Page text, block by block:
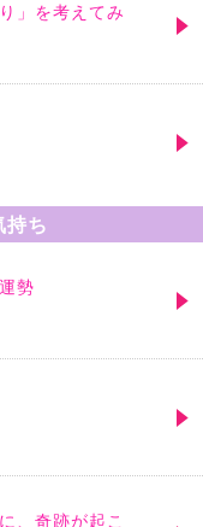
」を考えてみ
持ち
勢
、奇跡が起こ